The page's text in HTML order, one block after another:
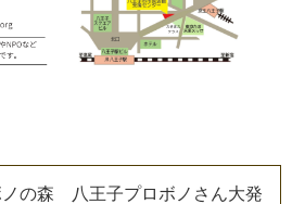
ノの森 八王子プロボノさん大発